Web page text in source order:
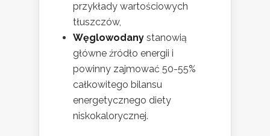
przykłady wartościowych
tłuszczów,
Węglowodany stanowią
główne źródło energii i
powinny zajmować 50-55%
całkowitego bilansu
energetycznego diety
niskokalorycznej.